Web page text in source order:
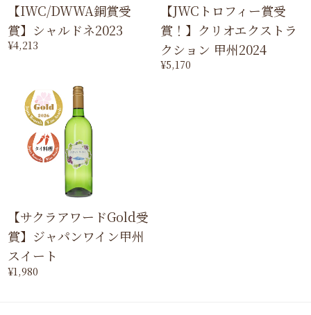
【IWC/DWWA銅賞受
賞】シャルドネ2023
¥4,213
【JWCトロフィー賞受
賞！】クリオエクストラ
クション 甲州2024
¥5,170
【サクラアワードGold受
賞】ジャパンワイン甲州
スイート
¥1,980